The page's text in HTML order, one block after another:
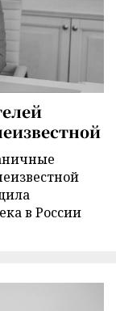
в России